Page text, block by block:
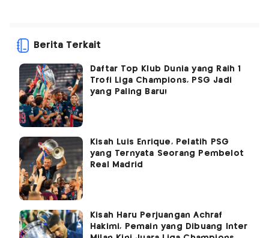
Berita Terkait
Daftar Top Klub Dunia yang Raih 1
Trofi Liga Champions, PSG Jadi
yang Paling Baru!
Kisah Luis Enrique, Pelatih PSG
yang Ternyata Seorang Pembelot
Real Madrid
Kisah Haru Perjuangan Achraf
Hakimi, Pemain yang Dibuang Inter